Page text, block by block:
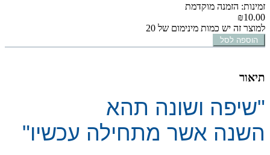
זמינות: הזמנה מוקדמת
₪10.00
למוצר זה יש כמות מינימום של 20
הוספה לסל
תיאור
"שיפה ושונה תהא
השנה אשר מתחילה עכשיו"